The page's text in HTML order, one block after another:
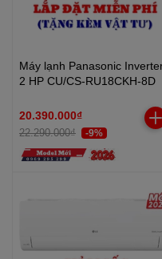
Máy lạnh Panasonic
2 HP CU/CS-RU18CKH-8D
20.390.000₫
22.290.000₫ -9%